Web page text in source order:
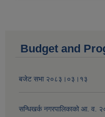
Budget and
बजेट सभा २०८३।०३।१३
सन्धिखर्क नगरपालिकाको आ. व.